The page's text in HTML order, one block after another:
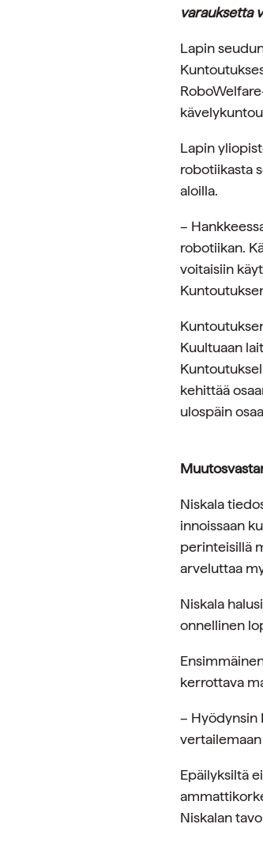
varauksetta
Lapin
Lapin
robotiikasta
aloilla.
–
robotiikan.
voitaisiin
Kuultuaan
kehittää
ulospäin
Niskala
innoissaan
perinteisillä
arveluttaa
Niskala
onnellinen
kerrottava
– Hyödynsin
Epäilyksiltä
Niskalan